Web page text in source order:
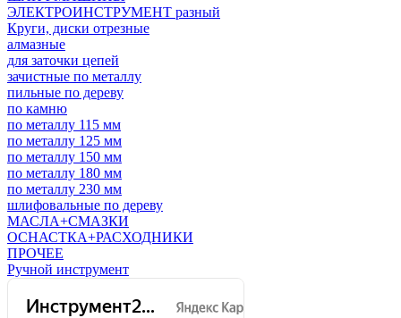
ЭЛЕКТРОИНСТРУМЕНТ разный
Круги, диски отрезные
алмазные
для заточки цепей
зачистные по металлу
пильные по дереву
по камню
по металлу 115 мм
по металлу 125 мм
по металлу 150 мм
по металлу 180 мм
по металлу 230 мм
шлифовальные по дереву
МАСЛА+СМАЗКИ
ОСНАСТКА+РАСХОДНИКИ
ПРОЧЕЕ
Ручной инструмент